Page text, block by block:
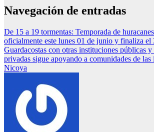
Navegación de entradas
De 15 a 19 tormentas: Temporada de
oficialmente este lunes 01 de junio y finaliza el
Guardacostas con otras instituciones públicas
privadas sigue apoyando a comunidades de
Nicoya